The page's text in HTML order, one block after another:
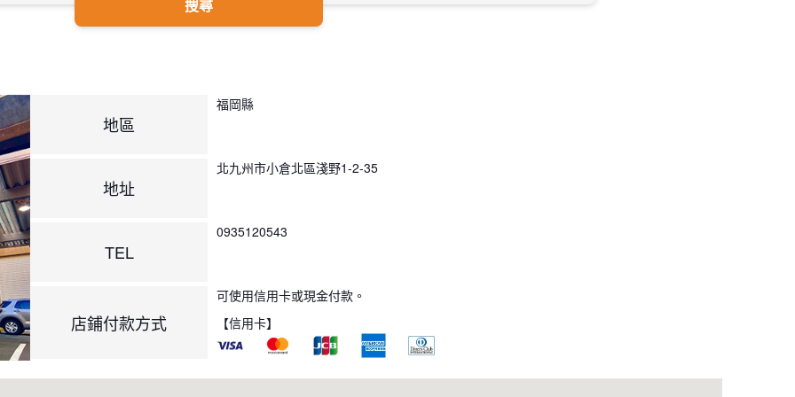
搜尋
地區
福岡縣
地址
北九州市小倉北區淺野1-2-35
TEL
0935120543
店鋪付款方式
可使用信用卡或現金付款。
【信用卡】